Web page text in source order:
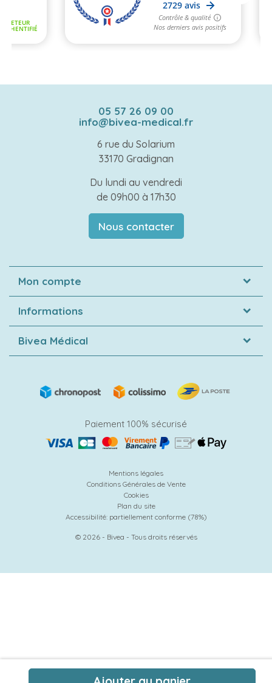
05 57 26 09 00
info@bivea-medical.fr
6 rue du Solarium
33170 Gradignan
Du lundi au vendredi
de 09h00 à 17h30
Nous contacter
Mon compte
Informations
Bivea Médical
Paiement 100% sécurisé
Mentions légales
Conditions Générales de Vente
Cookies
Plan du site
Accessibilité: partiellement conforme (78%)
© 2026 - Bivea - Tous droits réservés